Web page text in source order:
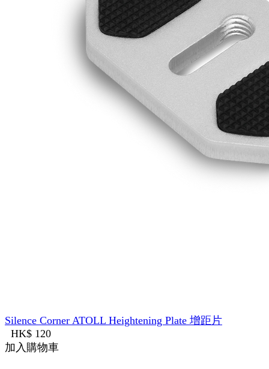
Silence Corner ATOLL Heightening Plate 增距片
HK$ 120
加入購物車